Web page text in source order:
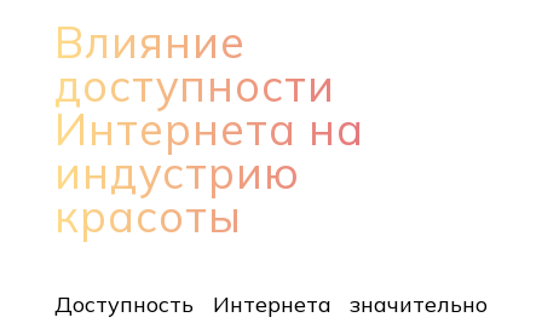
Влияние
доступности
Интернета на
индустрию
красоты
Доступность Интернета значительно